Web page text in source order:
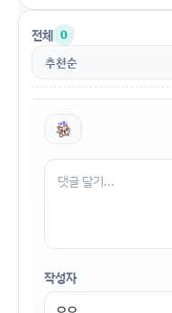
전체 0
작성자